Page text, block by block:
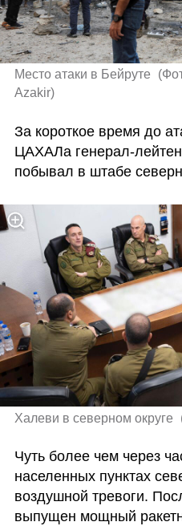
Место атаки в Бейруте (
Azakir)
За короткое время до
ЦАХАЛа генерал-
побывал в штабе
Халеви в северном округе
Чуть более чем через
населенных пунктах
воздушной тревоги.
выпущен мощный